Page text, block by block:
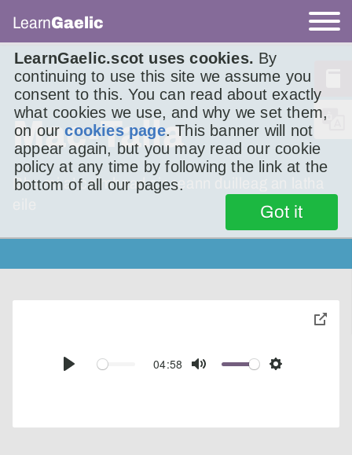
LearnGaelic.scot uses cookies. By
continuing to use this site we assume you
consent to this. You can read about exactly
what cookies we use, and why we set them,
on ourcookies page. This banner will not
appear again, but you may read our cookie
policy at any time by following the link at the
bottom of all our pages.
Got it
LearnGaelic
Mac-Talla
Bha mi a’ coimhead air seann duilleag an latha
Play
04:58
Mute Settings
toggle